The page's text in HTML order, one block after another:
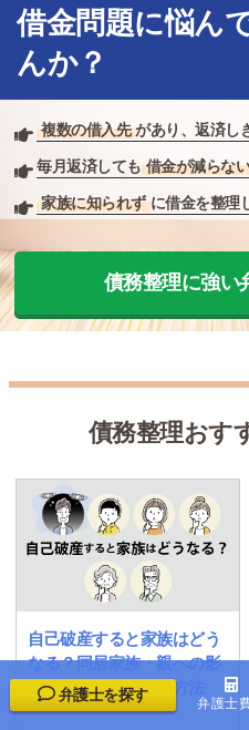
借金問題に悩ん
んか？
複数の借入先 があり、返済し
毎月返済しても 借金が減らな
家族に知られず に借金を整理
債務整理に強い
債務整理おす
自己破産すると家族はどう
なる？同居家族・親への影
響と迷惑をかけない方法
弁護士を探す 弁護士